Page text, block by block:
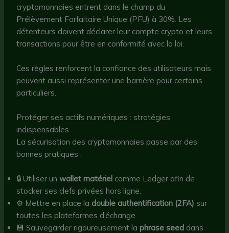
cryptomonnaies entrent dans le champ du
Prélèvement Forfaitaire Unique (PFU) à 30%. Les
détenteurs doivent déclarer leur compte crypto et leurs
transactions pour être en conformité avec la loi.
Ces règles renforcent la confiance des utilisateurs mais
peuvent aussi représenter une barrière pour certains
particuliers.
Protéger ses actifs numériques : stratégies
indispensables
La sécurisation des cryptomonnaies passe par des
bonnes pratiques :
🔒 Utiliser unwallet matériel comme Ledger afin de
stocker ses clefs privées hors ligne.
⚙️ Mettre en place la double authentification (2FA) sur
toutes les plateformes d’échange.
💾 Sauvegarder rigoureusement laphrase seed dans